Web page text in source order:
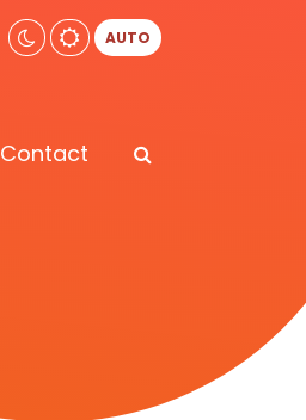
AUTO
Contact